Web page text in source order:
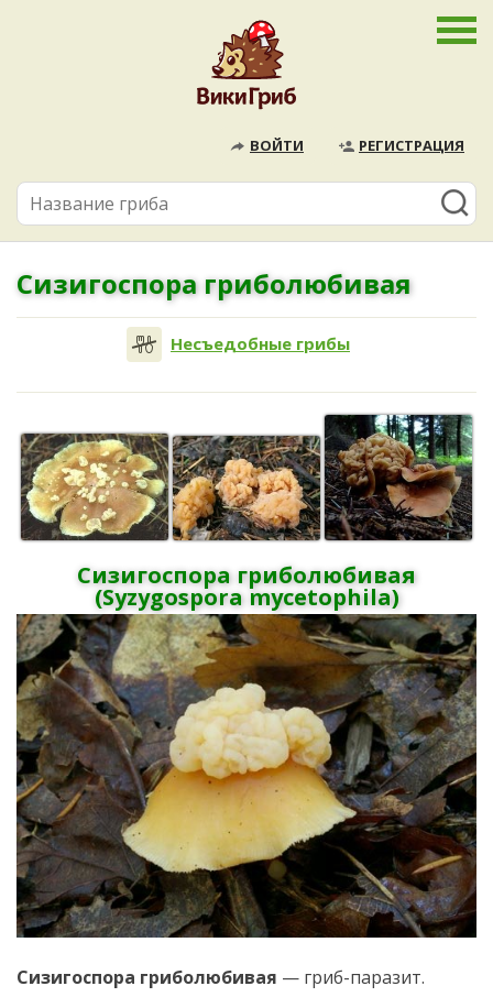
ВОЙТИ РЕГИСТРАЦИЯ
Сизигоспора гриболюбивая
Несъедобные грибы
Сизигоспора гриболюбивая
(Syzygospora mycetophila)
Сизигоспора гриболюбивая — гриб-паразит.